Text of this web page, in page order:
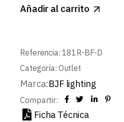
Añadir al carrito
Referencia: 181R-BF-D
Categoría: Outlet
Marca:BJF lighting
Compartir:
Ficha Técnica